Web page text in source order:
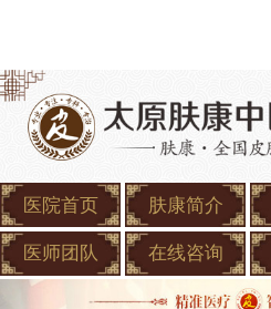
医院首页 肤康简介
医师团队 在线咨询